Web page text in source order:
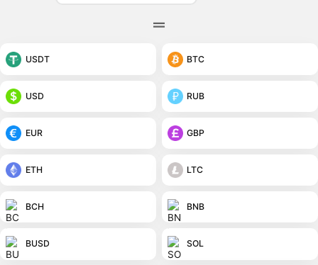
USDT BTC
USD RUB
EUR GBP
ETH LTC
BCH BNB
BUSD SOL